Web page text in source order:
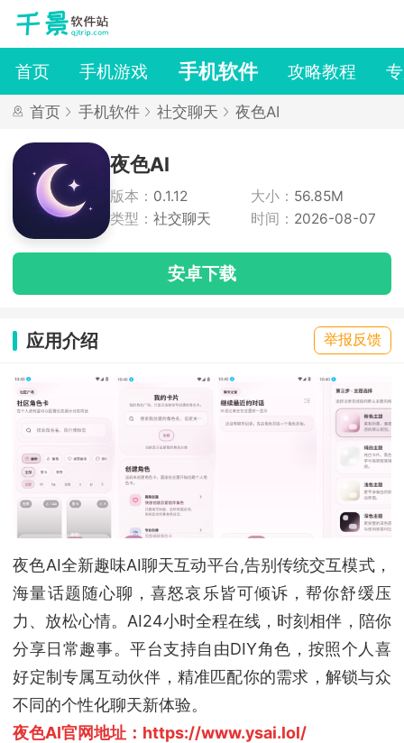
首页 手机游戏 手机软件 攻略教程
首页 手机软件 社交聊天 夜色AI
夜色AI
版本： 0.1.12 大小： 56.85M
类型： 社交聊天 时间： 2026-08-07
安卓下载
应用介绍 举报反馈
夜色AI全新趣味AI聊天互动平台,告别传统交互模式，
海量话题随心聊，喜怒哀乐皆可倾诉，帮你舒缓压
力、放松心情。AI24小时全程在线，时刻相伴，陪你
分享日常趣事。平台支持自由DIY角色，按照个人喜
好定制专属互动伙伴，精准匹配你的需求，解锁与众
不同的个性化聊天新体验。
夜色AI官网地址：https://www.ysai.lol/